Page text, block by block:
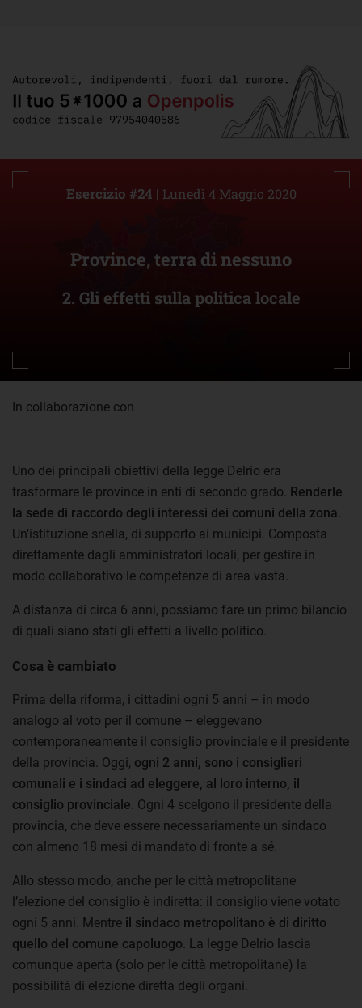
Province, terra di nessuno
2. Gli effetti sulla politica locale
Esercizio #24 | Lunedì 4 Maggio 2020
In collaborazione con
Uno dei principali obiettivi della legge Delrio era
trasformare le province in enti di secondo grado. Renderle
la sede di raccordo degli interessi dei comuni della zona.
Un’istituzione snella, di supporto ai municipi. Composta
direttamente dagli amministratori locali, per gestire in
modo collaborativo le competenze di area vasta.
A distanza di circa 6 anni, possiamo fare un primo bilancio
di quali siano stati gli effetti a livello politico.
Cosa è cambiato
Prima della riforma, i cittadini ogni 5 anni – in modo
analogo al voto per il comune – eleggevano
contemporaneamente il consiglio provinciale e il presidente
della provincia. Oggi, ogni 2 anni, sono i consiglieri
comunali e i sindaci ad eleggere, al loro interno, il
consiglio provinciale. Ogni 4 scelgono il presidente della
provincia, che deve essere necessariamente un sindaco
con almeno 18 mesi di mandato di fronte a sé.
Allo stesso modo, anche per le città metropolitane
l’elezione del consiglio è indiretta: il consiglio viene votato
ogni 5 anni. Mentre il sindaco metropolitano è di diritto
quello del comune capoluogo. La legge Delrio lascia
comunque aperta (solo per le città metropolitane) la
possibilità di elezione diretta degli organi.